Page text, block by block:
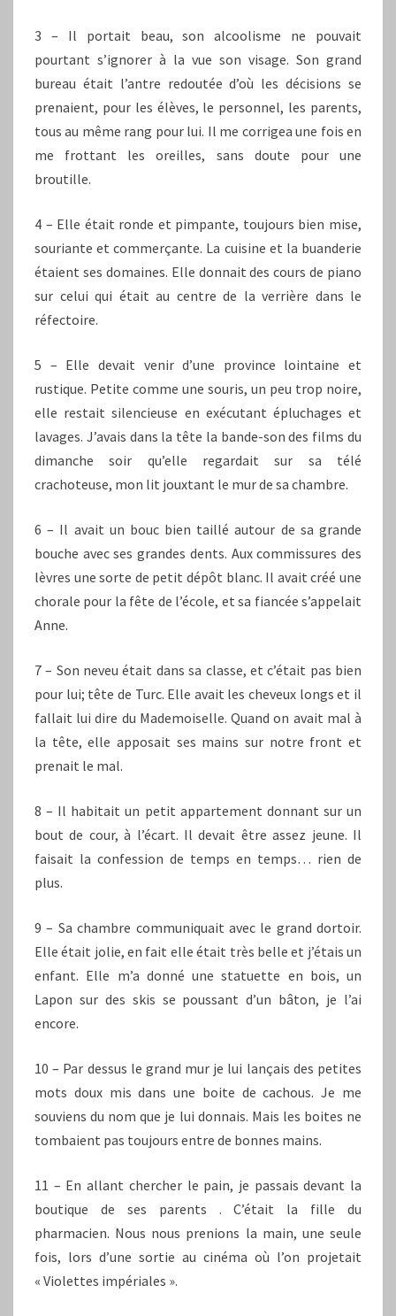
3 – Il portait beau, son alcoolisme ne pouvait
pourtant s’ignorer à la vue son visage. Son grand
bureau était l’antre redoutée d’où les décisions se
prenaient, pour les élèves, le personnel, les parents,
tous au même rang pour lui. Il me corrigea une fois en
me frottant les oreilles, sans doute pour une
broutille.
4 – Elle était ronde et pimpante, toujours bien mise,
souriante et commerçante. La cuisine et la buanderie
étaient ses domaines. Elle donnait des cours de piano
sur celui qui était au centre de la verrière dans le
réfectoire.
5 – Elle devait venir d’une province lointaine et
rustique. Petite comme une souris, un peu trop noire,
elle restait silencieuse en exécutant épluchages et
lavages. J’avais dans la tête la bande-son des films du
dimanche soir qu’elle regardait sur sa télé
crachoteuse, mon lit jouxtant le mur de sa chambre.
6 – Il avait un bouc bien taillé autour de sa grande
bouche avec ses grandes dents. Aux commissures des
lèvres une sorte de petit dépôt blanc. Il avait créé une
chorale pour la fête de l’école, et sa fiancée s’appelait
Anne.
7 – Son neveu était dans sa classe, et c’était pas bien
pour lui; tête de Turc. Elle avait les cheveux longs et il
fallait lui dire du Mademoiselle. Quand on avait mal à
la tête, elle apposait ses mains sur notre front et
prenait le mal.
8 – Il habitait un petit appartement donnant sur un
bout de cour, à l’écart. Il devait être assez jeune. Il
faisait la confession de temps en temps… rien de
plus.
9 – Sa chambre communiquait avec le grand dortoir.
Elle était jolie, en fait elle était très belle et j’étais un
enfant. Elle m’a donné une statuette en bois, un
Lapon sur des skis se poussant d’un bâton, je l’ai
encore.
10 – Par dessus le grand mur je lui lançais des petites
mots doux mis dans une boite de cachous. Je me
souviens du nom que je lui donnais. Mais les boites ne
tombaient pas toujours entre de bonnes mains.
11 – En allant chercher le pain, je passais devant la
boutique de ses parents . C’était la fille du
pharmacien. Nous nous prenions la main, une seule
fois, lors d’une sortie au cinéma où l’on projetait
« Violettes impériales ».